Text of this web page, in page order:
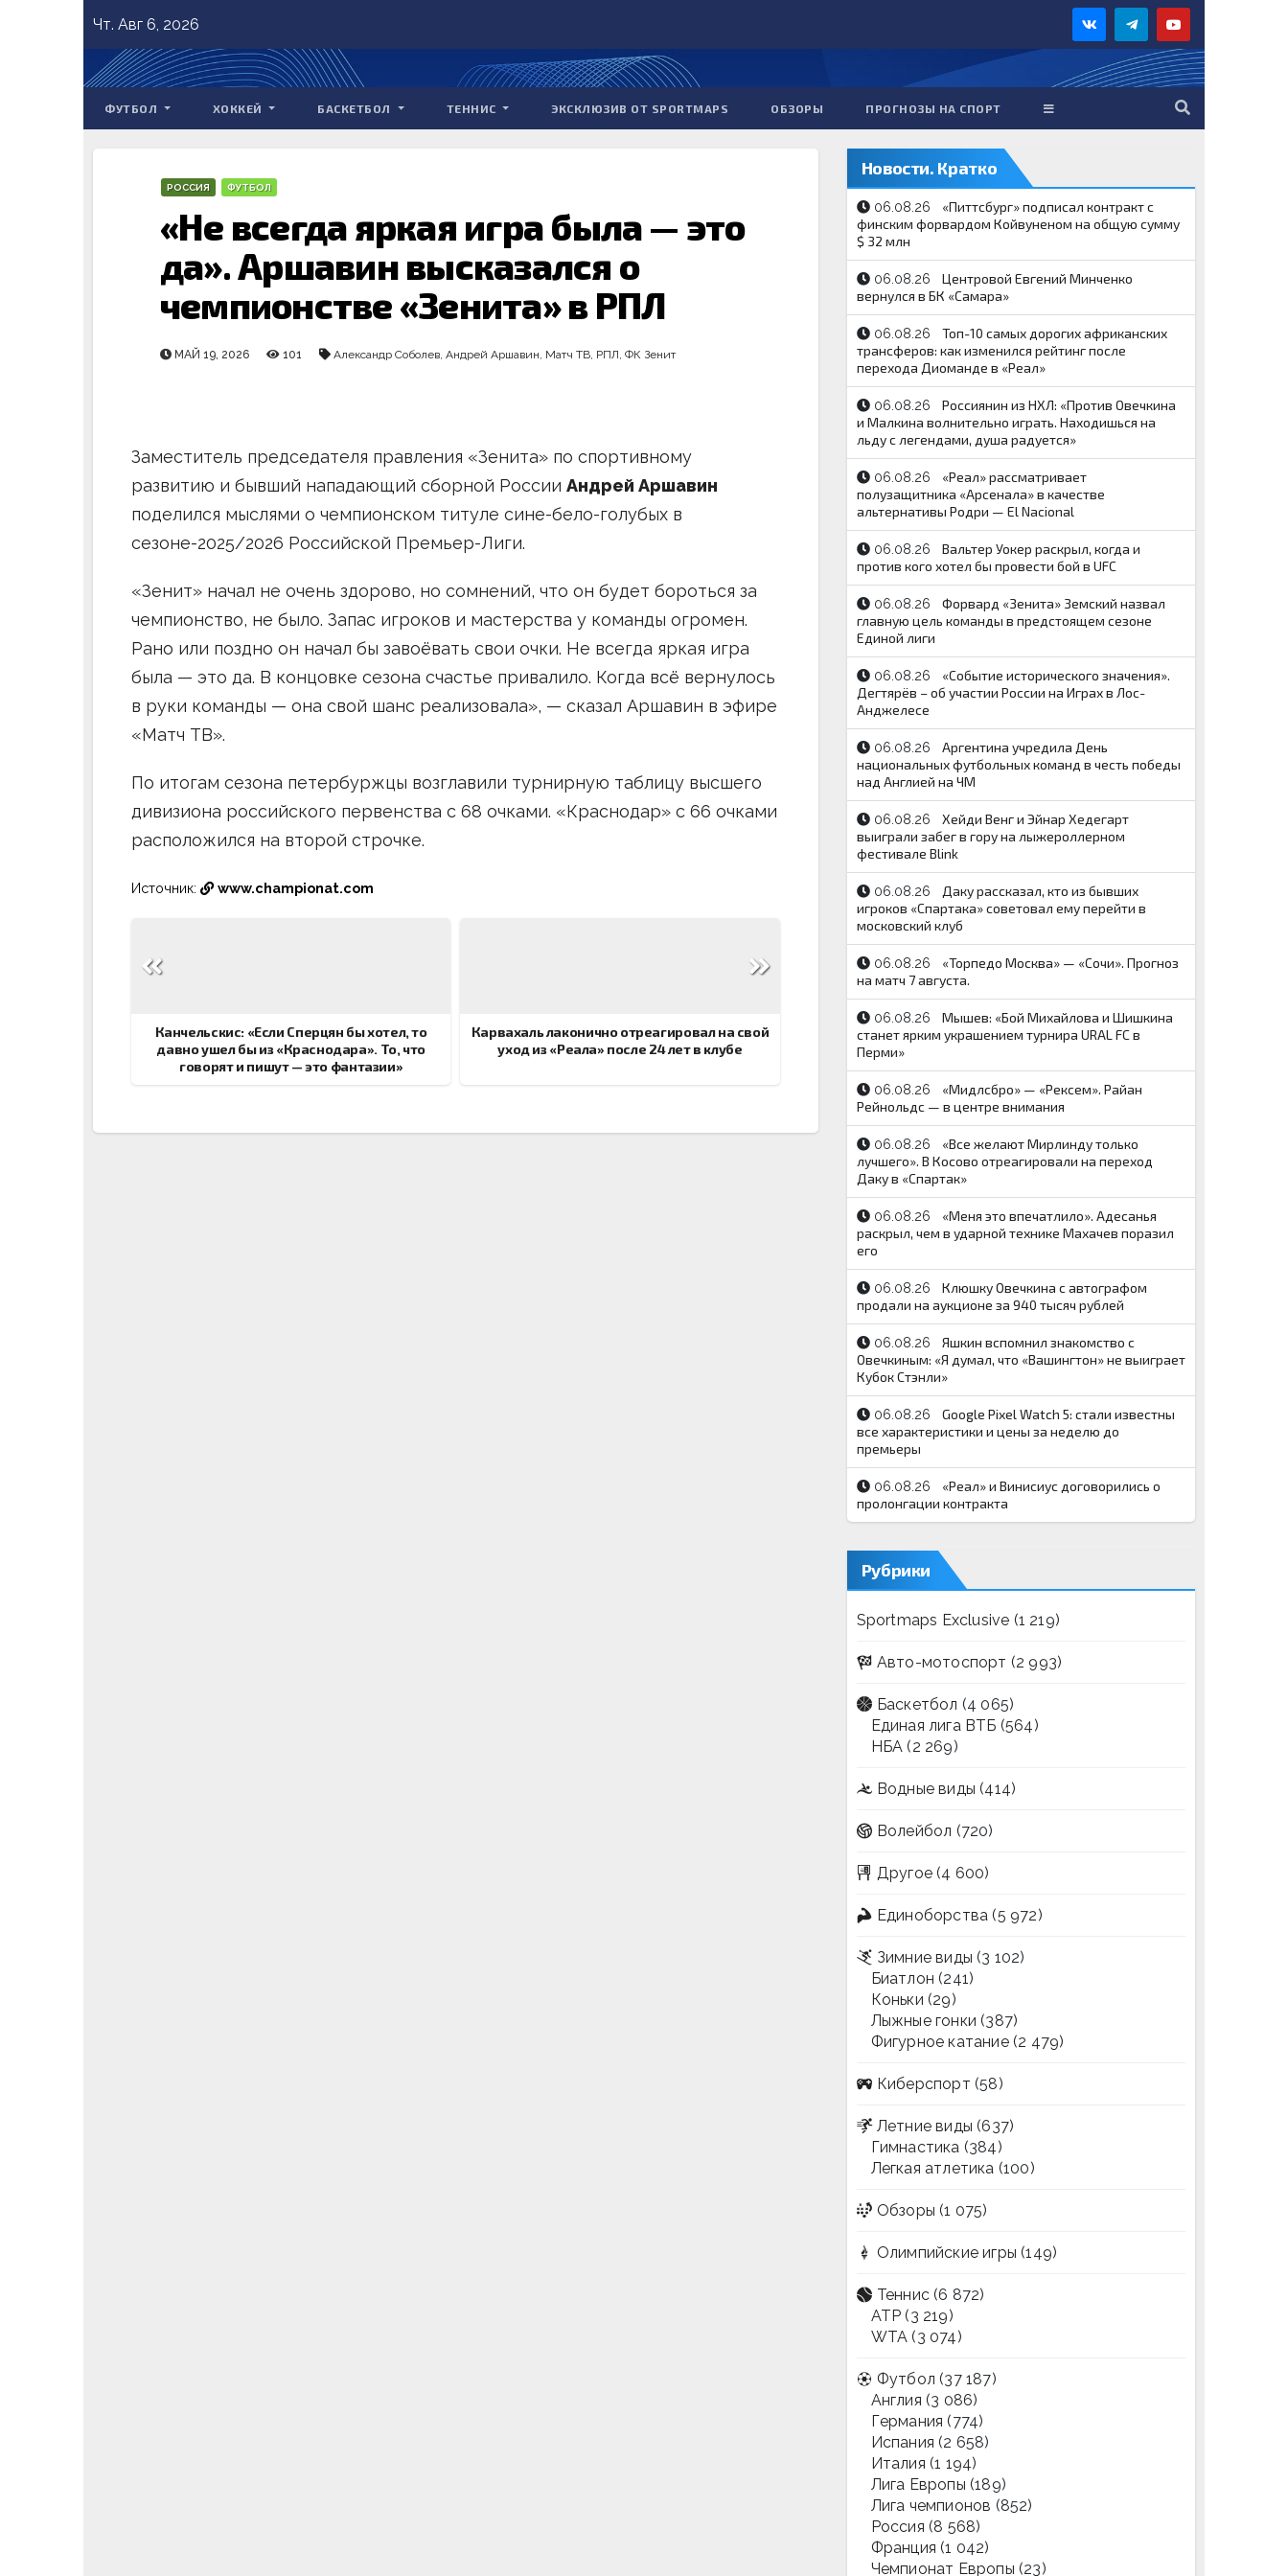
content
Чт. Авг 6, 2026
ФУТБОЛ ХОККЕЙ БАСКЕТБОЛ ТЕННИС ЭКСКЛЮЗИВ ОТ SPORTMAPS ОБЗОРЫ ПРОГНОЗЫ НА СПОРТ
РОССИЯ ФУТБОЛ
«Не всегда яркая игра была — это
да». Аршавин высказался о
чемпионстве «Зенита» в РПЛ
МАЙ 19, 2026 101 Александр Соболев, Андрей Аршавин, Матч ТВ, РПЛ, ФК Зенит
Заместитель председателя правления «Зенита» по спортивному
развитию и бывший нападающий сборной России Андрей Аршавин
поделился мыслями о чемпионском титуле сине-бело-голубых в
сезоне-2025/2026 Российской Премьер-Лиги.
«Зенит» начал не очень здорово, но сомнений, что он будет бороться за
чемпионство, не было. Запас игроков и мастерства у команды огромен.
Рано или поздно он начал бы завоёвать свои очки. Не всегда яркая игра
была — это да. В концовке сезона счастье привалило. Когда всё вернулось
в руки команды — она свой шанс реализовала», — сказал Аршавин в эфире
«Матч ТВ».
По итогам сезона петербуржцы возглавили турнирную таблицу высшего
дивизиона российского первенства с 68 очками. «Краснодар» с 66 очками
расположился на второй строчке.
Источник: www.championat.com
по
Канчельскис: «Если Сперцян бы хотел, то
давно ушел бы из «Краснодара». То, что
говорят и пишут — это фантазии»
Карвахаль лаконично отреагировал на свой
уход из «Реала» после 24 лет в клубе
Новости. Кратко
06.08.26
«Питтсбург» подписал контракт с
финским форвардом Койвуненом на общую сумму
$ 32 млн
06.08.26
Центровой Евгений Минченко
вернулся в БК «Самара»
06.08.26
Топ-10 самых дорогих африканских
трансферов: как изменился рейтинг после
перехода Диоманде в «Реал»
06.08.26
Россиянин из НХЛ: «Против Овечкина
и Малкина волнительно играть. Находишься на
льду с легендами, душа радуется»
06.08.26
«Реал» рассматривает
полузащитника «Арсенала» в качестве
альтернативы Родри — El Nacional
06.08.26
Вальтер Уокер раскрыл, когда и
против кого хотел бы провести бой в UFC
06.08.26
Форвард «Зенита» Земский назвал
главную цель команды в предстоящем сезоне
Единой лиги
06.08.26
«Событие исторического значения».
Дегтярёв – об участии России на Играх в Лос-
Анджелесе
06.08.26
Аргентина учредила День
национальных футбольных команд в честь победы
над Англией на ЧМ
06.08.26
Хейди Венг и Эйнар Хедегарт
выиграли забег в гору на лыжероллерном
фестивале Blink
06.08.26
Даку рассказал, кто из бывших
игроков «Спартака» советовал ему перейти в
московский клуб
06.08.26
«Торпедо Москва» — «Сочи». Прогноз
на матч 7 августа.
06.08.26
Мышев: «Бой Михайлова и Шишкина
станет ярким украшением турнира URAL FC в
Перми»
06.08.26
«Мидлсбро» — «Рексем». Райан
Рейнольдс — в центре внимания
06.08.26
«Все желают Мирлинду только
лучшего». В Косово отреагировали на переход
Даку в «Спартак»
06.08.26
«Меня это впечатлило». Адесанья
раскрыл, чем в ударной технике Махачев поразил
его
06.08.26
Клюшку Овечкина с автографом
продали на аукционе за 940 тысяч рублей
06.08.26
Яшкин вспомнил знакомство с
Овечкиным: «Я думал, что «Вашингтон» не выиграет
Кубок Стэнли»
06.08.26
Google Pixel Watch 5: стали известны
все характеристики и цены за неделю до
премьеры
06.08.26
«Реал» и Винисиус договорились о
пролонгации контракта
Рубрики
Sportmaps Exclusive (1 219)
Авто-мотоспорт (2 993)
Баскетбол (4 065)
Единая лига ВТБ (564)
НБА (2 269)
Водные виды (414)
Волейбол (720)
Другое (4 600)
Единоборства (5 972)
Зимние виды (3 102)
Биатлон (241)
Коньки (29)
Лыжные гонки (387)
Фигурное катание(2 479)
Киберспорт (58)
Летние виды (637)
Гимнастика (384)
Легкая атлетика (100)
Обзоры (1 075)
Олимпийские игры (149)
Теннис (6 872)
ATP (3 219)
WTA (3 074)
Футбол (37 187)
Англия (3 086)
Германия (774)
Испания (2 658)
Италия (1 194)
Лига Европы (189)
Лига чемпионов (852)
Россия (8 568)
Франция (1 042)
Чемпионат Европы (23)